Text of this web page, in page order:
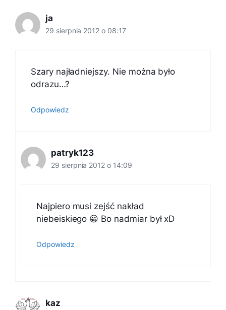
ja
29 sierpnia 2012 o 08:17
Szary najładniejszy. Nie można było
odrazu…?
Odpowiedz
patryk123
29 sierpnia 2012 o 14:09
Najpiero musi zejść nakład
niebeiskiego 😀 Bo nadmiar był xD
Odpowiedz
kaz